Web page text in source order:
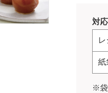
対
紙
※袋